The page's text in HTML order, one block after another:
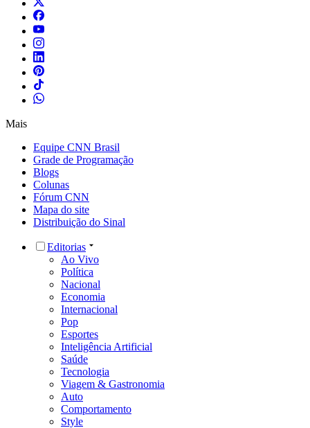
Mais
Equipe CNN Brasil
Grade de Programação
Blogs
Colunas
Fórum CNN
Mapa do site
Distribuição do Sinal
Editorias
Ao Vivo
Política
Nacional
Economia
Internacional
Pop
Esportes
Inteligência Artificial
Saúde
Tecnologia
Viagem & Gastronomia
Auto
Comportamento
Style